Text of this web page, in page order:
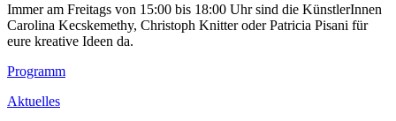
Immer am Freitags von 15:00 bis 18:00 Uhr sind die KünstlerInnen
Carolina Kecskemethy, Christoph Knitter oder Patricia Pisani für
eure kreative Ideen da.
Footer
Inhalt
Programm
Aktuelles